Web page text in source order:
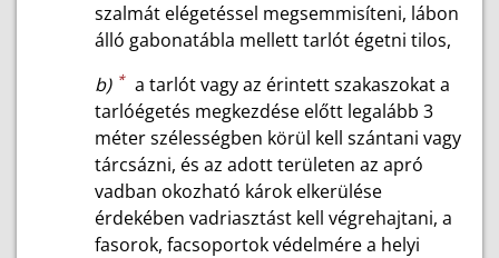
szalmát elégetéssel megsemmisíteni, lábon
álló gabonatábla mellett tarlót égetni tilos,
b) * a tarlót vagy az érintett szakaszokat a
tarlóégetés megkezdése előtt legalább 3
méter szélességben körül kell szántani vagy
tárcsázni, és az adott területen az apró
vadban okozható károk elkerülése
érdekében vadriasztást kell végrehajtani, a
fasorok, facsoportok védelmére a helyi